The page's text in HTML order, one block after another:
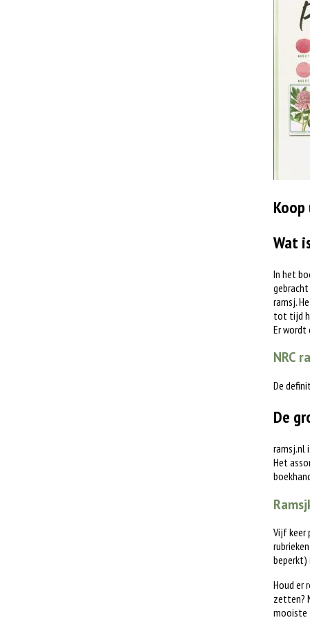
Wat
In het
ramsj.
tot tijd
Er wordt
NRC
De
De
ramsj.nl
Het
Vijf keer
beperkt)
Houd er
zetten?
mooiste